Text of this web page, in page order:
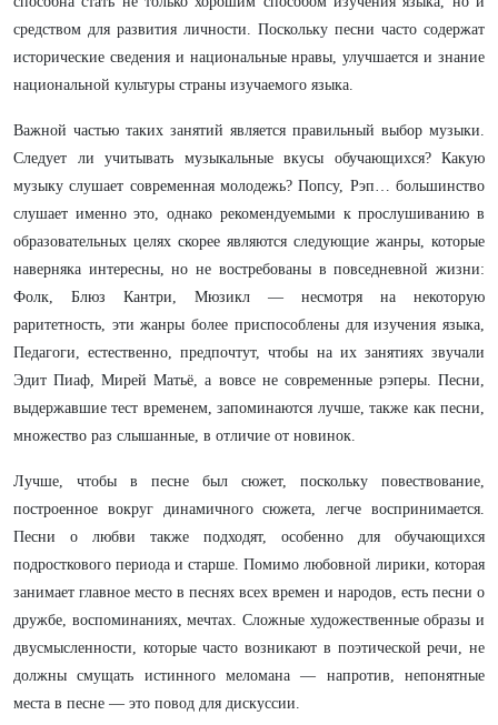
средством для развития личности. Поскольку песни часто содержат
исторические сведения и национальные нравы, улучшается и знание
национальной культуры страны изучаемого языка.
Важной частью таких занятий является правильный выбор музыки.
Следует ли учитывать музыкальные вкусы обучающихся? Какую
музыку слушает современная молодежь? Попсу, Рэп… большинство
слушает именно это, однако рекомендуемыми к прослушиванию в
образовательных целях скорее являются следующие жанры, которые
наверняка интересны, но не востребованы в повседневной жизни:
Фолк, Блюз Кантри, Мюзикл — несмотря на некоторую
раритетность, эти жанры более приспособлены для изучения языка,
Педагоги, естественно, предпочтут, чтобы на их занятиях звучали
Эдит Пиаф, Мирей Матьё, а вовсе не современные рэперы. Песни,
выдержавшие тест временем, запоминаются лучше, также как песни,
множество раз слышанные, в отличие от новинок.
Лучше, чтобы в песне был сюжет, поскольку повествование,
построенное вокруг динамичного сюжета, легче воспринимается.
Песни о любви также подходят, особенно для обучающихся
подросткового периода и старше. Помимо любовной лирики, которая
занимает главное место в песнях всех времен и народов, есть песни о
дружбе, воспоминаниях, мечтах. Сложные художественные образы и
двусмысленности, которые часто возникают в поэтической речи, не
должны смущать истинного меломана — напротив, непонятные
места в песне — это повод для дискуссии.